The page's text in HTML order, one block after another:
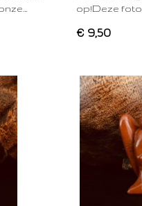
op!Deze foto
€ 9,50